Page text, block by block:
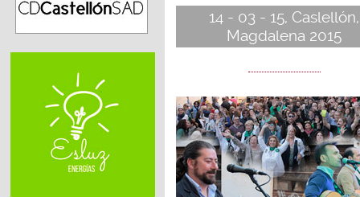
14 - 03 - 15, Caslellón,
Magdalena 2015